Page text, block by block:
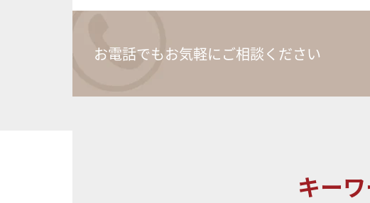
お電話でもお気軽にご相談ください
キー